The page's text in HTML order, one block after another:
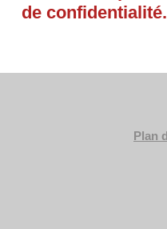
de confidentialité.
Plan